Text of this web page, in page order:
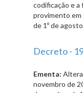
codificação e
provimento em
de 1º de
Decreto -
Ementa:
novembro de